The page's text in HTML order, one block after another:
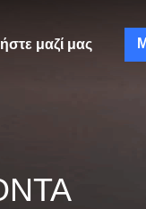
μαζί μας